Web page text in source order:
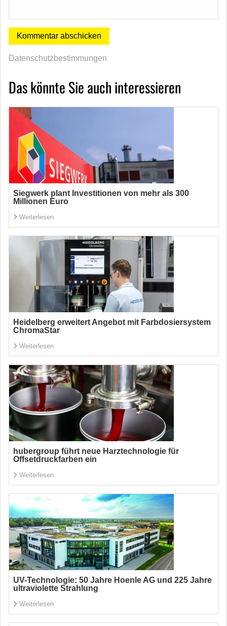
Datenschutzbestimmungen
Das könnte Sie auch interessieren
Siegwerk plant Investitionen von mehr als 300
Millionen Euro
Weiterlesen
Heidelberg erweitert Angebot mit Farbdosiersystem
ChromaStar
Weiterlesen
hubergroup führt neue Harztechnologie für
Offsetdruckfarben ein
Weiterlesen
UV-Technologie: 50 Jahre Hoenle AG und 225 Jahre
ultraviolette Strahlung
Weiterlesen